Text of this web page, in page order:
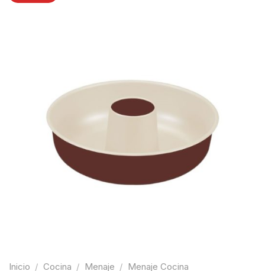
Inicio / Cocina / Menaje / Menaje Cocina